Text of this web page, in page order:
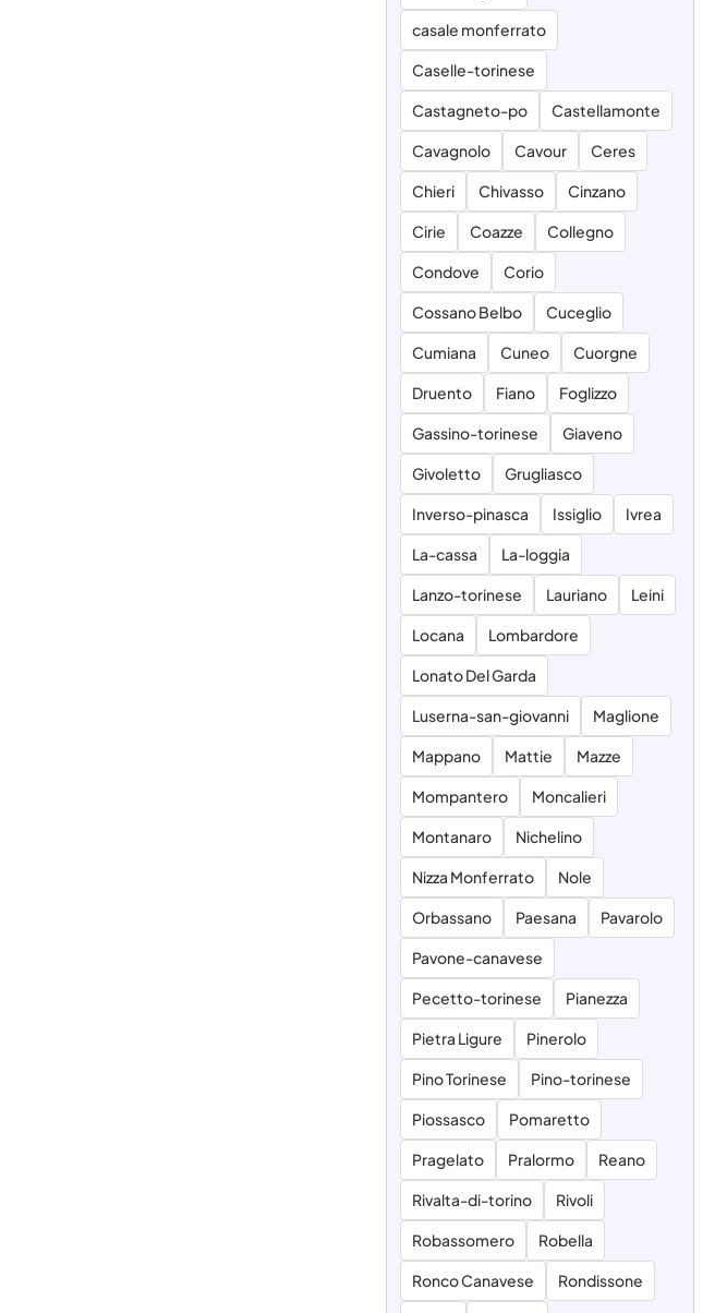
casale monferrato
Caselle-torinese
Castagneto-po Castellamonte
Cavagnolo Cavour Ceres
Chieri Chivasso Cinzano
Cirie Coazze Collegno
Condove Corio
Cossano Belbo Cuceglio
Cumiana Cuneo Cuorgne
Druento Fiano Foglizzo
Gassino-torinese Giaveno
Givoletto Grugliasco
Inverso-pinasca Issiglio Ivrea
La-cassa La-loggia
Lanzo-torinese Lauriano Leini
Locana Lombardore
Lonato Del Garda
Luserna-san-giovanni Maglione
Mappano Mattie Mazze
Mompantero Moncalieri
Montanaro Nichelino
Nizza Monferrato Nole
Orbassano Paesana Pavarolo
Pavone-canavese
Pecetto-torinese Pianezza
Pietra Ligure Pinerolo
Pino Torinese Pino-torinese
Piossasco Pomaretto
Pragelato Pralormo Reano
Rivalta-di-torino Rivoli
Robassomero Robella
Ronco Canavese Rondissone